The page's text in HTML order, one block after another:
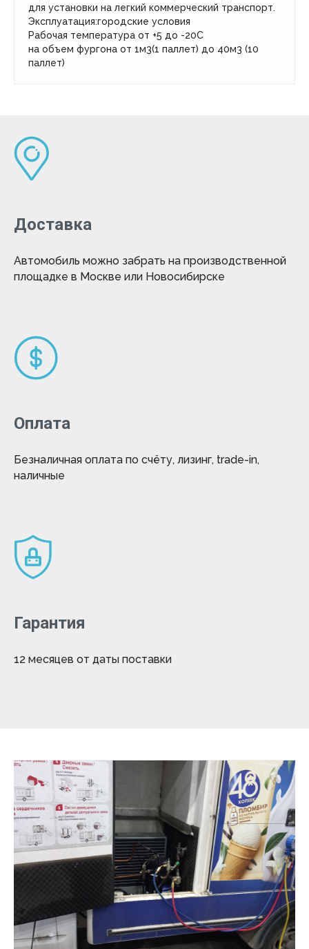
для установки на легкий коммерческий транспорт.
Эксплуатация:городские условия
Рабочая температура от +5 до -20С
на объем фургона от 1м3(1 паллет) до 40м3 (10
паллет)
Доставка
Автомобиль можно забрать на производственной
площадке в Москве или Новосибирске
Оплата
Безналичная оплата по счёту, лизинг, trade-in,
наличные
Гарантия
12 месяцев от даты поставки